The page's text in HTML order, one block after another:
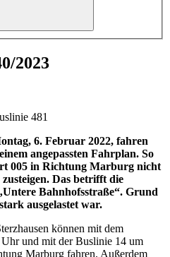
2023
481
6. Februar 2022, fahren
angepassten Fahrplan. So
005 in Richtung Marburg nicht
Das betrifft die
Bahnhofsstraße“. Grund
ausgelastet war.
können mit dem
und mit der Buslinie 14 um
Marburg fahren. Außerdem